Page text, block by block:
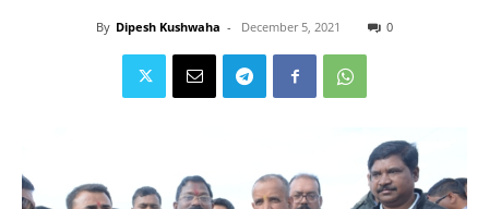
By Dipesh Kushwaha - December 5, 2021 0